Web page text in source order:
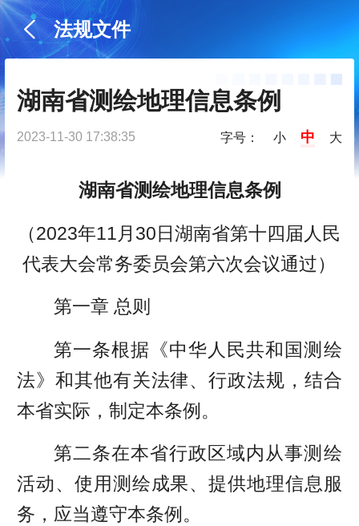
法规文件
湖南省测绘地理信息条例
2023-11-30 17:38:35 字号： 小 中 大
湖南省测绘地理信息条例
（2023年11月30日湖南省第十四届人民
代表大会常务委员会第六次会议通过）
第一章 总则
第一条根据《中华人民共和国测绘
法》和其他有关法律、行政法规，结合
本省实际，制定本条例。
第二条在本省行政区域内从事测绘
活动、使用测绘成果、提供地理信息服
务，应当遵守本条例。